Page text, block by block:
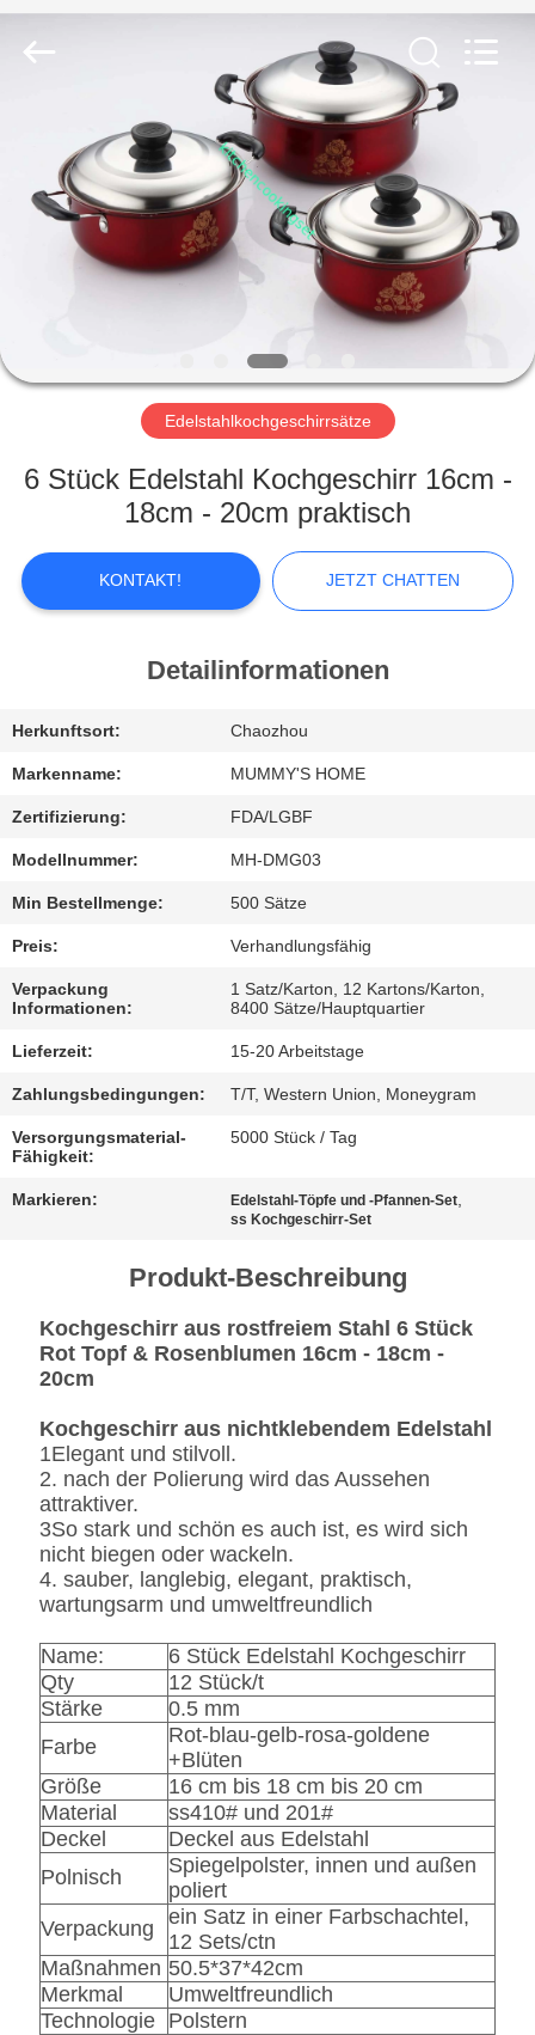
PRODUKTE
VIDEOS
VR
SHOW
ÜBER
FABRIK-
AUSFLUG
TRETEN
SIE
MIT
UNS
NACHRICHTEN
SITEMAP
DATENSCHUTZRICHTLINIE
Rights
Edelstahlkochgeschirrsätze
6 Stück Edelstahl Kochgeschirr 16cm -
18cm - 20cm praktisch
KONTAKT! JETZT CHATTEN
Detailinformationen
Herkunftsort: Chaozhou
Markenname: MUMMY'S HOME
Zertifizierung: FDA/LGBF
Modellnummer: MH-DMG03
Min Bestellmenge: 500 Sätze
Preis: Verhandlungsfähig
Verpackung
Informationen:
1 Satz/Karton, 12 Kartons/Karton,
8400 Sätze/Hauptquartier
Lieferzeit: 15-20 Arbeitstage
Zahlungsbedingungen: T/T, Western Union, Moneygram
Versorgungsmaterial-
Fähigkeit:
5000 Stück / Tag
Markieren: Edelstahl-Töpfe und -Pfannen-Set
ss Kochgeschirr-Set
Produkt-Beschreibung
Kochgeschirr aus rostfreiem Stahl 6 Stück
Rot Topf & Rosenblumen 16cm - 18cm -
20cm
Kochgeschirr aus nichtklebendem Edelstahl
1Elegant und stilvoll.
2. nach der Polierung wird das Aussehen
attraktiver.
3So stark und schön es auch ist, es wird sich
nicht biegen oder wackeln.
4. sauber, langlebig, elegant, praktisch,
wartungsarm und umweltfreundlich
Name:
6 Stück Edelstahl Kochgeschirr
Qty
12 Stück/t
Stärke
0.5 mm
Farbe
Rot-blau-gelb-rosa-goldene
+Blüten
Größe
16 cm bis 18 cm bis 20 cm
Material
ss410# und 201#
Deckel
Deckel aus Edelstahl
Polnisch
Spiegelpolster, innen und außen
poliert
Verpackung
ein Satz in einer Farbschachtel,
12 Sets/ctn
Maßnahmen 50.5*37*42cm
Merkmal
Umweltfreundlich
Technologie
Polstern